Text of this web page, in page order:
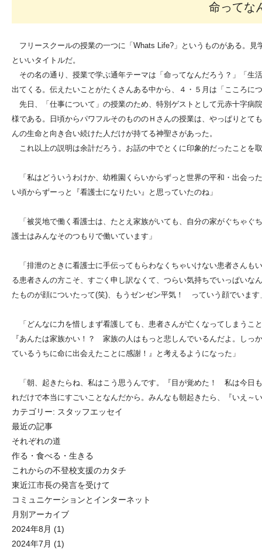
命ってな
フリースクールの授業の一つに「Whats Life?」というものがある。
といいタイトルだ。
その名の通り、授業で学ぶ通年テーマは「命ってなんだろう？」「
出てくる。伝えたいことがたくさんある中から、４・５月は「こころに
先日、「仕事について」の授業のため、特別ゲストとして元赤十字病
様である。日頃からパワフルそのもののＨさんの授業は、やっぱりと
んの生命と向き合い続けた人だけが持てる神聖さがあった。
これ以上の説明は余計だろう。お話の中でとくに印象的だったことを
「私はどういうわけか、幼稚園くらいからずっと世界の平和・出会っ
い頃からずーっと『看護士になりたい』と思っていたのね」
「被災地で働く看護士は、たとえ家族がいても、自分の家がぐちゃぐ
護士はみんなそのつもりで働いています」
「排泄のときに看護士に手伝ってもらわなくちゃいけない患者さんも
る患者さんの方こそ、すごく申し訳なくて、つらい気持ちでいっぱい
たものが顔についたって(笑)、もうゼンゼン平気！ っていう顔でいます
「どんなに力を惜しまず看護しても、患者さんが亡くなってしまうこ
『あんたは家族かい！？ 家族の人はもっと悲しんでいるんだよ。しっ
ているうちに命に出会えたことに感謝！』と考えるようになった」
「朝、起きたらね、私はこう思うんです。『目が覚めた！ 私は今
れだけで本当にすごいことなんだから。みんなも朝起きたら、『いえ～
カテゴリー: スタッフエッセイ
最近の記事
それぞれの道
作る・食べる・生きる
これからの不登校支援のカタチ
東近江市長の発言を受けて
コミュニケーションとインターネット
月別アーカイブ
2024年8月 (1)
2024年7月 (1)